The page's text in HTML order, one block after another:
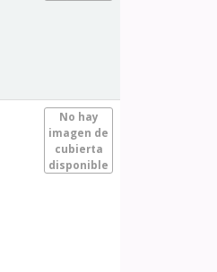
No hay
imagen de
cubierta
disponible